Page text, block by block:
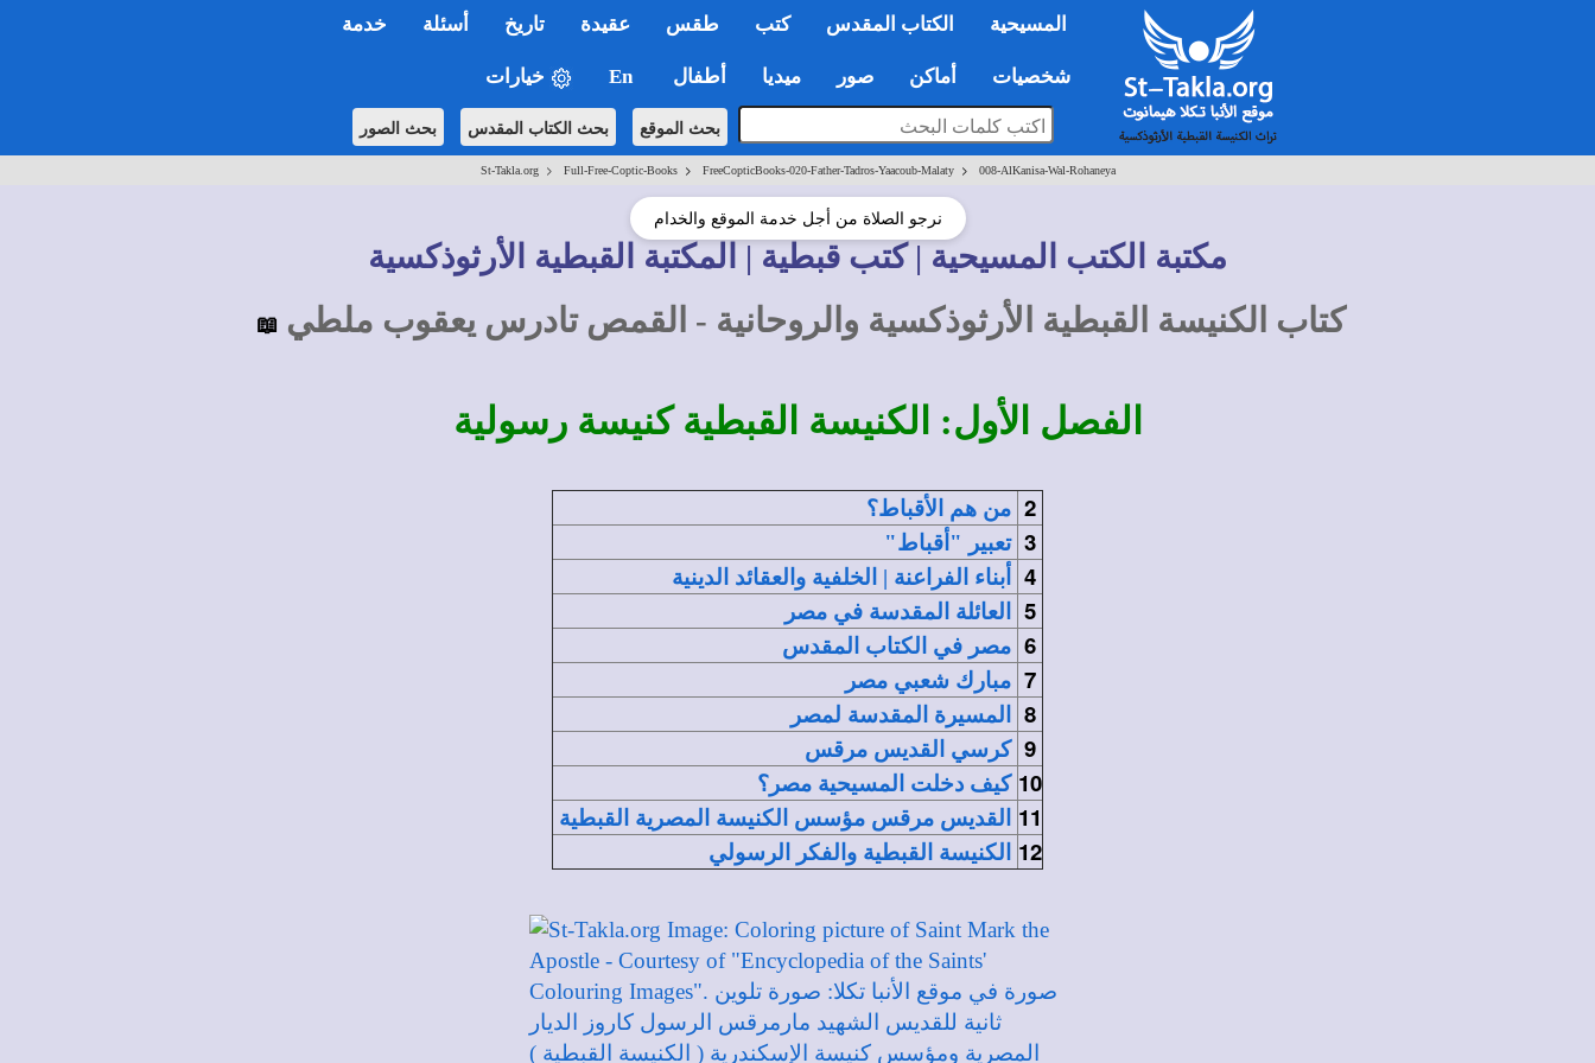
المسيحية الكتاب المقدس كتب طقس عقيدة تاريخ أسئلة خدمة
شخصيات أماكن صور ميديا أطفال En خيارات
بحث الموقع بحث الكتاب المقدس بحث الصور
St-Takla.org> Full-Free-Coptic-Books> FreeCopticBooks-020-Father-Tadros-Yaacoub-Malaty> 008-AlKanisa-Wal-Rohaneya
نرجو الصلاة من أجل خدمة الموقع والخدام
مكتبة الكتب المسيحية | كتب قبطية | المكتبة القبطية الأرثوذكسية
كتاب الكنيسة القبطية الأرثوذكسية والروحانية - القمص تادرس يعقوب ملطي 📖
الفصل الأول: الكنيسة القبطية كنيسة رسولية
2 من هم الأقباط؟
3 تعبير "أقباط"
4 أبناء الفراعنة | الخلفية والعقائد الدينية
5 العائلة المقدسة في مصر
6 مصر في الكتاب المقدس
7 مبارك شعبي مصر
8 المسيرة المقدسة لمصر
9 كرسي القديس مرقس
10 كيف دخلت المسيحية مصر؟
11 القديس مرقس مؤسس الكنيسة المصرية القبطية
12 الكنيسة القبطية والفكر الرسولي